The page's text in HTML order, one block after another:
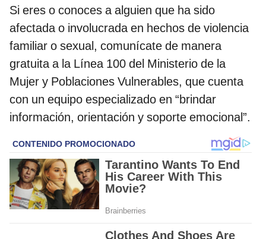
Si eres o conoces a alguien que ha sido
afectada o involucrada en hechos de violencia
familiar o sexual, comunícate de manera
gratuita a la Línea 100 del Ministerio de la
Mujer y Poblaciones Vulnerables, que cuenta
con un equipo especializado en “brindar
información, orientación y soporte emocional”.